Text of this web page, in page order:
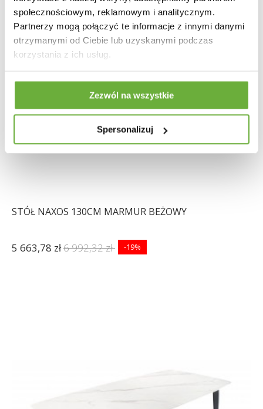
społecznościowym, reklamowym i analitycznym.
Partnerzy mogą połączyć te informacje z innymi danymi
otrzymanymi od Ciebie lub uzyskanymi podczas
korzystania z ich usług.
Zezwól na wszystkie
Spersonalizuj
STÓŁ NAXOS 130CM MARMUR BEŻOWY
5 663,78 zł6 992,32 zł -19%